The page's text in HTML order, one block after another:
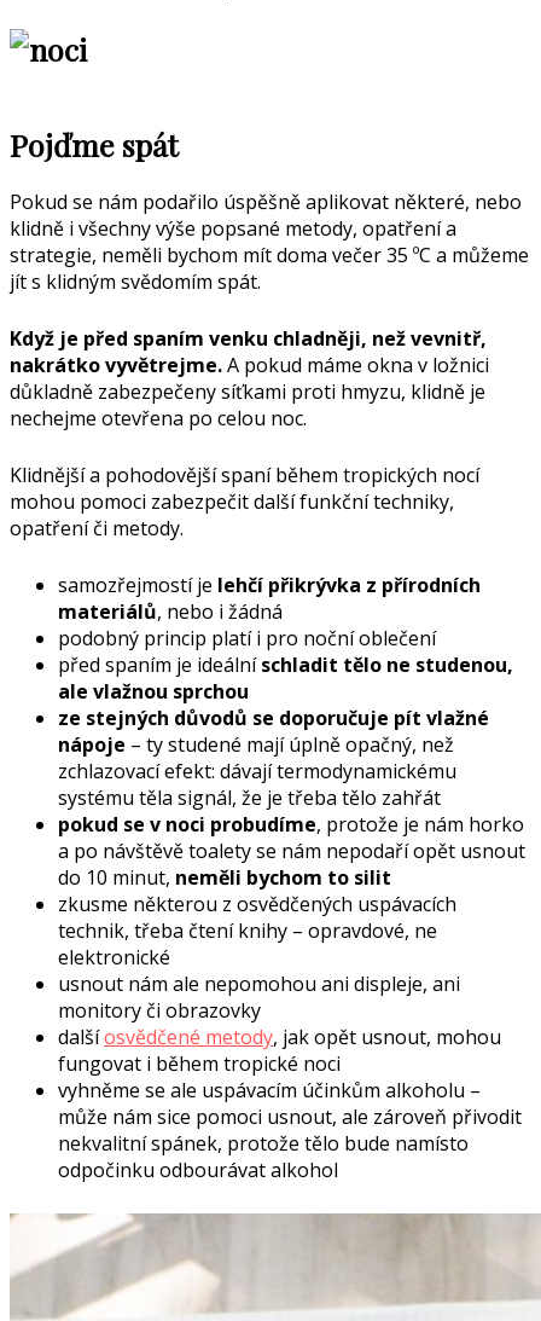
Pojďme spát
Pokud se nám podařilo úspěšně aplikovat některé, nebo
klidně i všechny výše popsané metody, opatření a
strategie, neměli bychom mít doma večer 35 ºC a můžeme
jít s klidným svědomím spát.
Když je před spaním venku chladněji, než vevnitř,
nakrátko vyvětrejme.A pokud máme okna v ložnici
důkladně zabezpečeny síťkami proti hmyzu, klidně je
nechejme otevřena po celou noc.
Klidnější a pohodovější spaní během tropických nocí
mohou pomoci zabezpečit další funkční techniky,
opatření či metody.
samozřejmostí je lehčí přikrývka z přírodních
materiálů, nebo i žádná
podobný princip platí i pro noční oblečení
před spaním je ideálníschladit tělo ne studenou,
ale vlažnou sprchou
ze stejných důvodů se doporučuje pít vlažné
nápoje – ty studené mají úplně opačný, než
zchlazovací efekt: dávají termodynamickému
systému těla signál, že je třeba tělo zahřát
pokud se v noci probudíme, protože je nám horko
a po návštěvě toalety se nám nepodaří opět usnout
do 10 minut, neměli bychom to silit
zkusme některou z osvědčených uspávacích
technik, třeba čtení knihy – opravdové, ne
elektronické
usnout nám ale nepomohou ani displeje, ani
monitory či obrazovky
dalšíosvědčené metody, jak opět usnout, mohou
fungovat i během tropické noci
vyhněme se ale uspávacím účinkům alkoholu –
může nám sice pomoci usnout, ale zároveň přivodit
nekvalitní spánek, protože tělo bude namísto
odpočinku odbourávat alkohol